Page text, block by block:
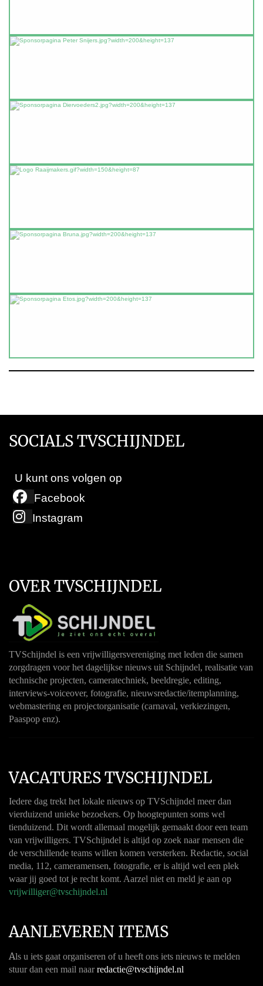
SOCIALS TVSCHIJNDEL
U kunt ons volgen op
Facebook
Instagram
OVER TVSCHIJNDEL
TVSchijndel is een vrijwilligersvereniging met leden die samen
zorgdragen voor het dagelijkse nieuws uit Schijndel, realisatie van
technische projecten, cameratechniek, beeldregie, editing,
interviews-voiceover, fotografie, nieuwsredactie/itemplanning,
webmastering en projectorganisatie (carnaval, verkiezingen,
Paaspop enz).
VACATURES TVSCHIJNDEL
Iedere dag trekt het lokale nieuws op TVSchijndel meer dan
vierduizend unieke bezoekers. Op hoogtepunten soms wel
tienduizend. Dit wordt allemaal mogelijk gemaakt door een team
van vrijwilligers. TVSchijndel is altijd op zoek naar mensen die
de verschillende teams willen komen versterken. Redactie, social
media, 112, cameramensen, fotografie, er is altijd wel een plek
waar jij goed tot je recht komt. Aarzel niet en meld je aan op
vrijwilliger@tvschijndel.nl
AANLEVEREN ITEMS
Als u iets gaat organiseren of u heeft ons iets nieuws te melden
stuur dan een mail naar redactie@tvschijndel.nl